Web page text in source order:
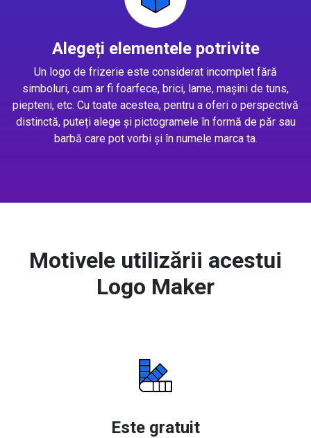
Alegeți elementele potrivite
Un logo de frizerie este considerat incomplet fără
simboluri, cum ar fi foarfece, brici, lame, mașini de tuns,
piepteni, etc. Cu toate acestea, pentru a oferi o perspectivă
distinctă, puteți alege și pictogramele în formă de păr sau
barbă care pot vorbi și în numele marca ta.
Motivele utilizării acestui
Logo Maker
Este gratuit